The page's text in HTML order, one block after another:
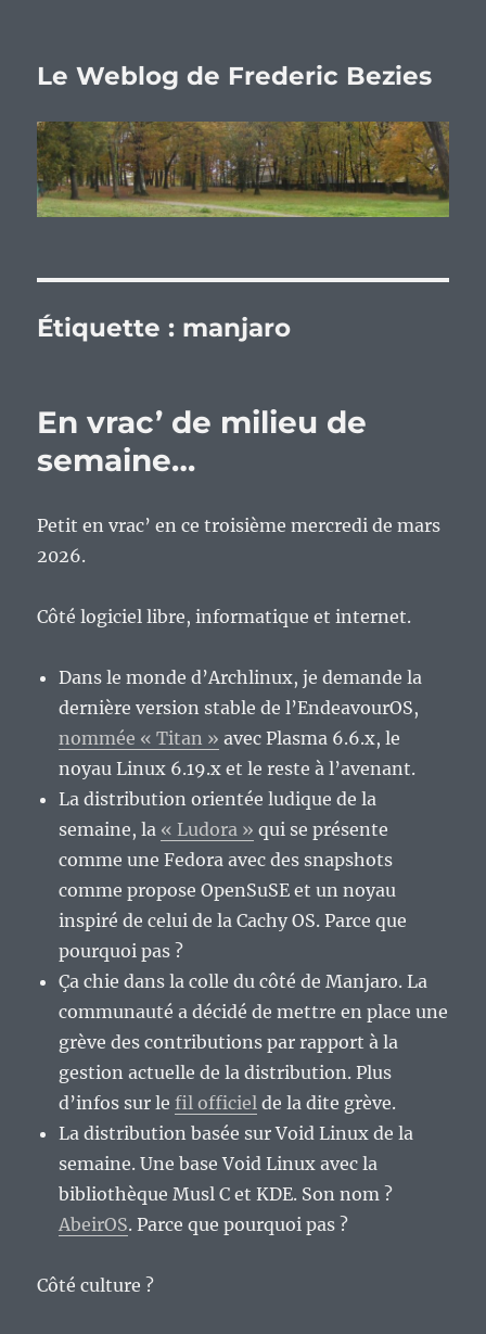
Le Weblog de Frederic Bezies
Étiquette : manjaro
En vrac’ de milieu de
semaine…
Petit en vrac’ en ce troisième mercredi de mars
2026.
Côté logiciel libre, informatique et internet.
Dans le monde d’Archlinux, je demande la
dernière version stable de l’EndeavourOS,
nommée « Titan » avec Plasma 6.6.x, le
noyau Linux 6.19.x et le reste à l’avenant.
La distribution orientée ludique de la
semaine, la « Ludora » qui se présente
comme une Fedora avec des snapshots
comme propose OpenSuSE et un noyau
inspiré de celui de la Cachy OS. Parce que
pourquoi pas ?
Ça chie dans la colle du côté de Manjaro. La
communauté a décidé de mettre en place une
grève des contributions par rapport à la
gestion actuelle de la distribution. Plus
d’infos sur lefil officiel de la dite grève.
La distribution basée sur Void Linux de la
semaine. Une base Void Linux avec la
bibliothèque Musl C et KDE. Son nom ?
AbeirOS. Parce que pourquoi pas ?
Côté culture ?